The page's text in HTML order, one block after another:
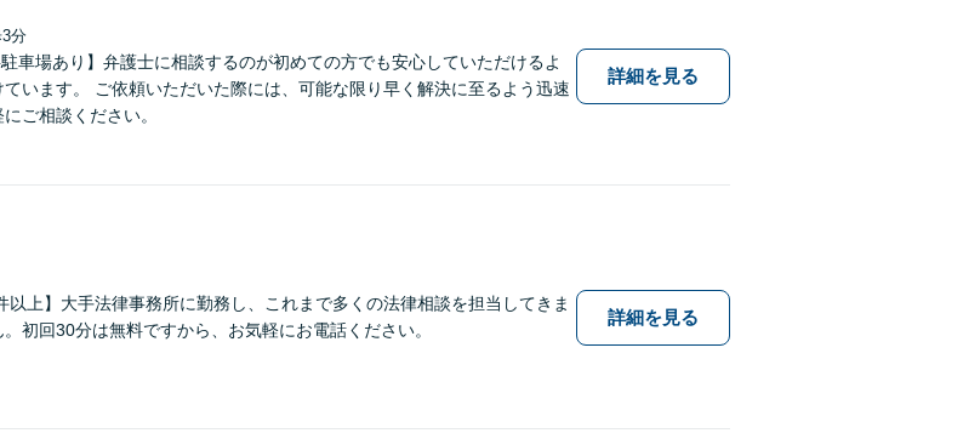
分
車場あり】弁護士に相談するのが初めての方でも安心していただけるよ
います。 ご依頼いただいた際には、可能な限り早く解決に至るよう迅速
ご相談ください。
詳細を見る
以上】大手法律事務所に勤務し、これまで多くの法律相談を担当してきま
初回30分は無料ですから、お気軽にお電話ください。
詳細を見る